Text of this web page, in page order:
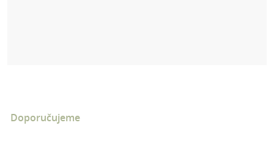
Doporučujeme